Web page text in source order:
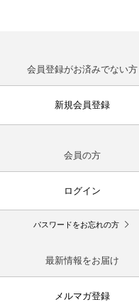
会員登録がお済みでない方
新規会員登録
会員の方
ログイン
パスワードをお忘れの方
最新情報をお届け
メルマガ登録